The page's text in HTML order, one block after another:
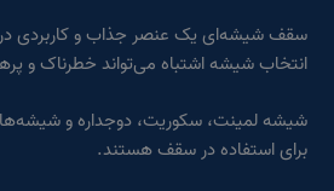
سقف شیشه‌ای یک عنصر جذاب و کاربردی
انتخاب شیشه اشتباه می‌تواند خطرناک و
برای استفاده در سقف هستند.